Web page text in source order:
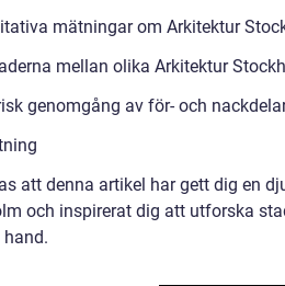
mätningar om Arkitektur
mellan olika Arkitektur
genomgång av för- och
att denna artikel har gett dig en
och inspirerat dig att utforska
hand.